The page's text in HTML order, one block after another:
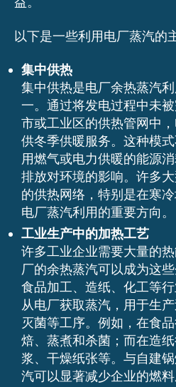
以下是一些利用电厂蒸汽的
集中供热
集中供热是电厂余热蒸汽
一。通过将发电过程中未
市或工业区的供热管网中
供冬季供暖服务。这种模
用燃气或电力供暖的能源
排放对环境的影响。许多
的供热网络，特别是在寒
电厂蒸汽利用的重要方向。
工业生产中的加热工艺
许多工业企业需要大量的
厂的余热蒸汽可以成为这
食品加工、造纸、化工等
从电厂获取蒸汽，用于生产
灭菌等工序。例如，在食
焙、蒸煮和杀菌；而在造
浆、干燥纸张等。与自建
汽可以显著减少企业的燃料